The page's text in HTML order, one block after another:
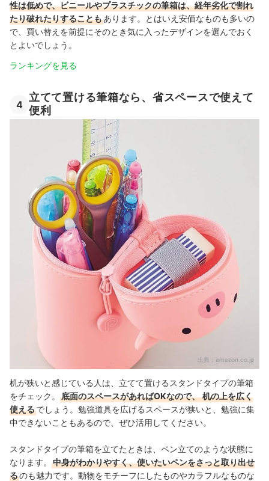
性は低めで、ビニールやプラスチックの筆箱は、経年劣化で割れ
たり破れたりすることもあります。とはいえ安価なものも多いの
で、買い替えを前提にそのとき気に入ったデザインを選んでおく
とよいでしょう。
ランキングを見る
4
立てて置ける筆箱なら、省スペースで使えて
便利
出典： amazon.co.jp
机が狭いと感じている人は、立てて置けるスタンドタイプの筆箱
をチェック。
底面のスペースがあればOKなので、 机の上を広く
使えるでしょう。勉強道具を広げるスペースが狭いと、勉強に集
中できないこともあるので、ぜひ活用してください。
スタンドタイプの筆箱を立てたときは、ペン立てのような状態に
なります。
中身がわかりやすく、使いたいペンをさっと取り出せ
るのも魅力です。動物をモチーフにしたものやカラフルなものな